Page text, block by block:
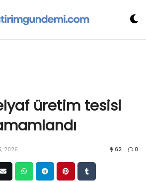
üretim tesisi
2026 62 0